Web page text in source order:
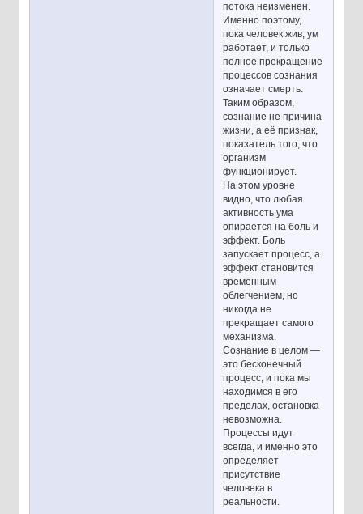
потока неизменен.
Именно поэтому,
пока человек жив, ум
работает, и только
полное прекращение
процессов сознания
означает смерть.
Таким образом,
сознание не причина
жизни, а её признак,
показатель того, что
организм
функционирует.
На этом уровне
видно, что любая
активность ума
опирается на боль и
эффект. Боль
запускает процесс, а
эффект становится
временным
облегчением, но
никогда не
прекращает самого
механизма.
Сознание в целом —
это бесконечный
процесс, и пока мы
находимся в его
пределах, остановка
невозможна.
Процессы идут
всегда, и именно это
определяет
присутствие
человека в
реальности.